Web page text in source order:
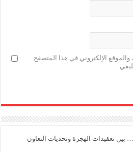
الإلكتروني في هذا المتصفح
بين تعقيدات الهجرة وتحديات التعاون